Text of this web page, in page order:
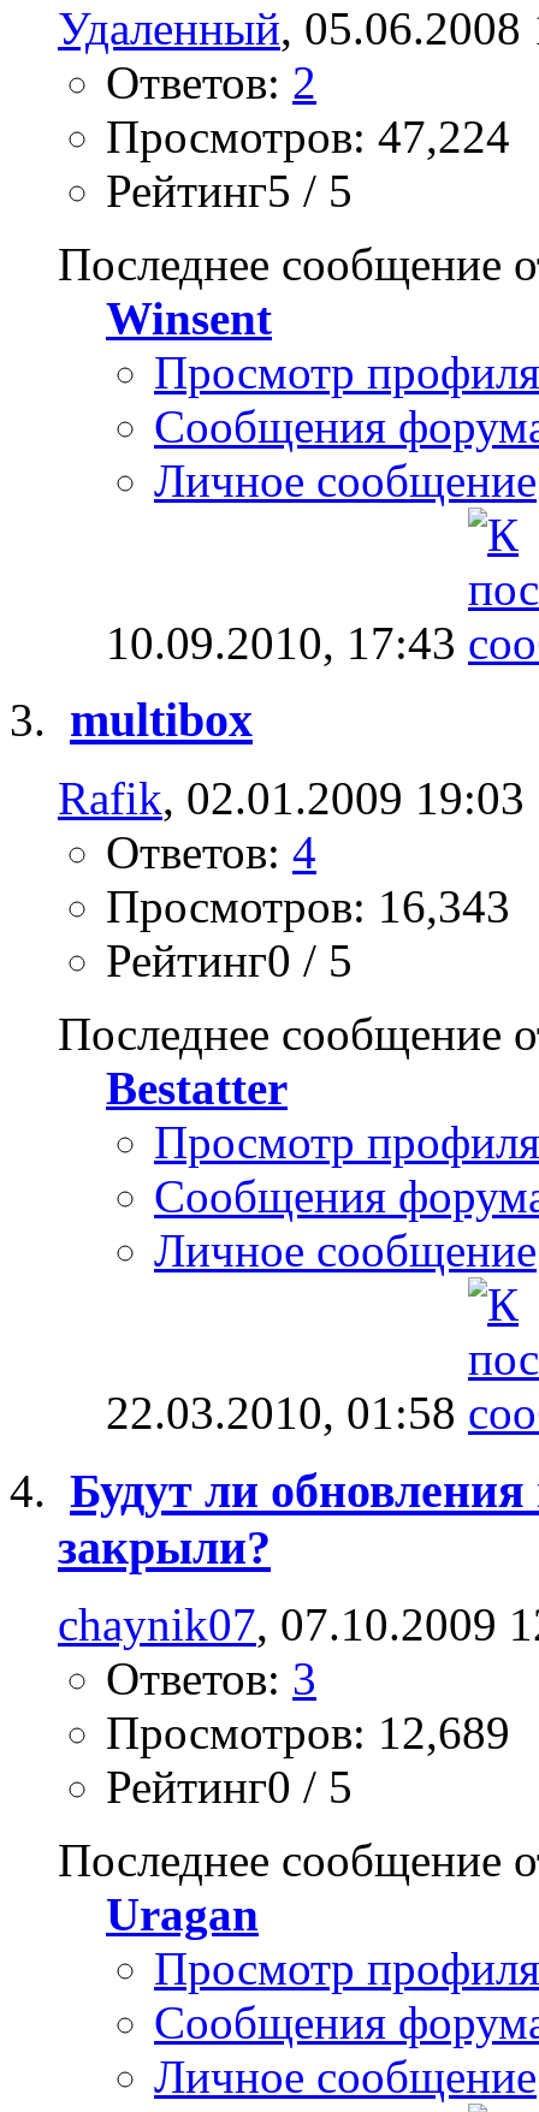
Удаленный, 05.06.2008
Ответов: 2
Просмотров: 47,224
Рейтинг5 / 5
Последнее сообщение
Winsent
Просмотр профиля
Сообщения
Личное сообщение
10.09.2010, 17:43
multibox
Rafik, 02.01.2009 19:03
Ответов: 4
Просмотров: 16,343
Рейтинг0 / 5
Последнее сообщение
Bestatter
Просмотр профиля
Сообщения
Личное сообщение
22.03.2010, 01:58
Будут ли
закрыли?
chaynik07, 07.10.2009
Ответов: 3
Просмотров: 12,689
Рейтинг0 / 5
Последнее сообщение
Uragan
Просмотр профиля
Сообщения
Личное сообщение